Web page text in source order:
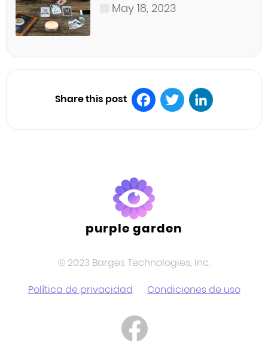
May 18, 2023
Share this post
purple garden
© 2023 Barges Technologies, Inc.
Política de privacidad
Condiciones de uso